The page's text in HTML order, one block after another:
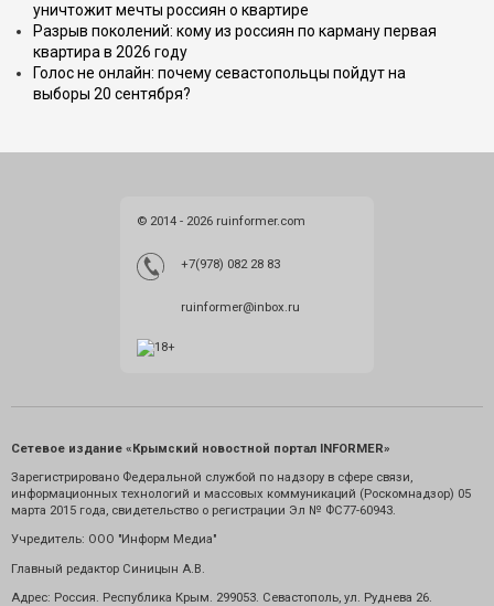
уничтожит мечты россиян о квартире
Разрыв поколений: кому из россиян по карману первая
квартира в 2026 году
Голос не онлайн: почему севастопольцы пойдут на
выборы 20 сентября?
© 2014 - 2026 ruinformer.com
+7(978) 082 28 83
ruinformer@inbox.ru
Сетевое издание «Крымский новостной портал INFORMER»
Зарегистрировано Федеральной службой по надзору в сфере связи,
информационных технологий и массовых коммуникаций (Роскомнадзор) 05
марта 2015 года, свидетельство о регистрации Эл № ФС77-60943.
Учредитель: ООО "Информ Медиа"
Главный редактор Синицын А.В.
Адрес: Россия. Республика Крым. 299053. Севастополь, ул. Руднева 26.